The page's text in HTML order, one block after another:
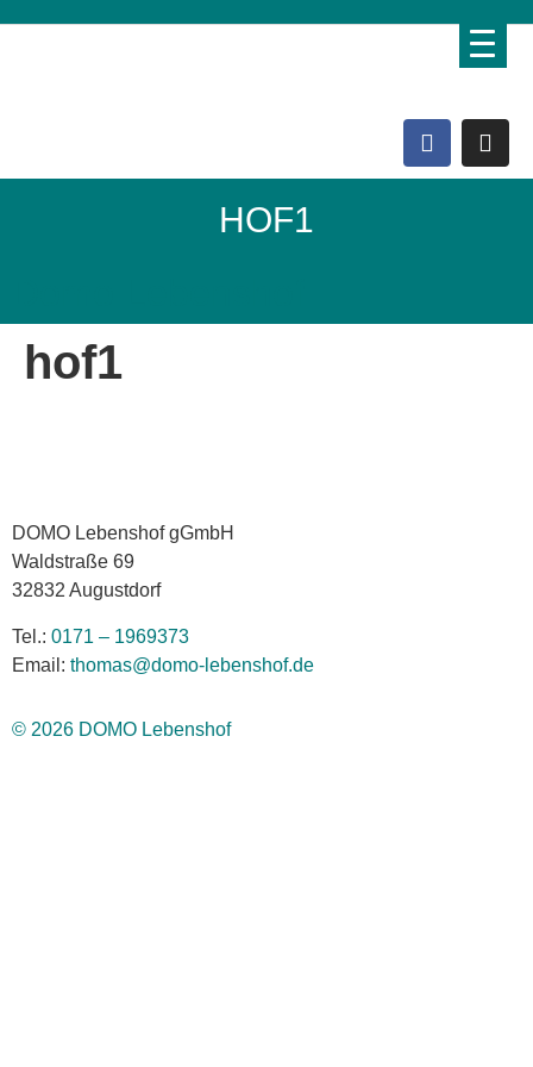
HOF1
hof1
DOMO Lebenshof gGmbH
Waldstraße 69
32832 Augustdorf
Tel.: 0171 – 1969373
Email: thomas@domo-lebenshof.de
© 2026 DOMO Lebenshof